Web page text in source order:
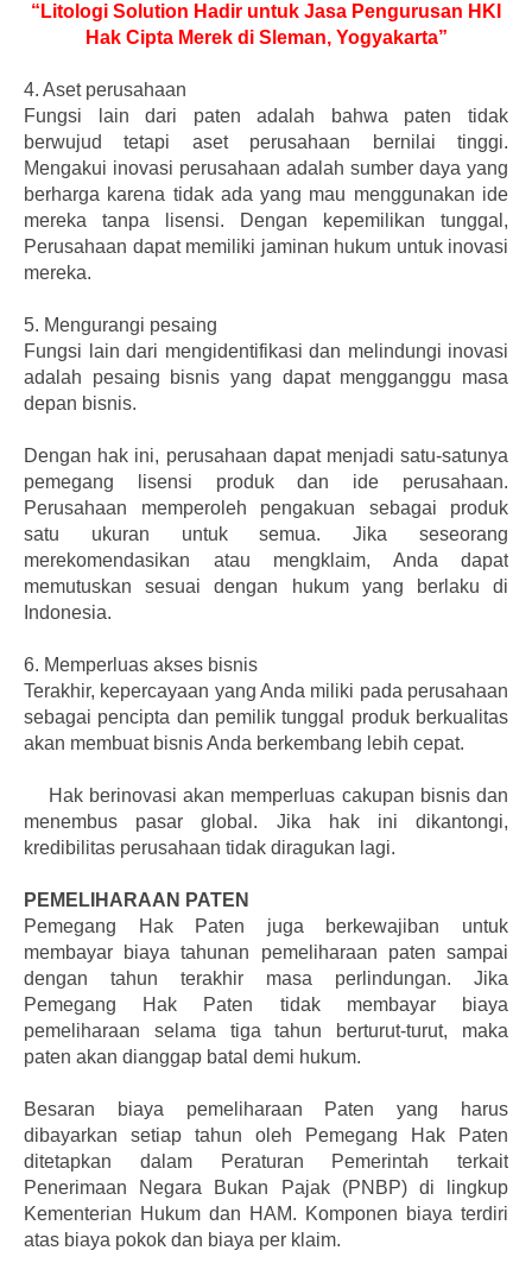
“Litologi Solution Hadir untuk Jasa Pengurusan HKI
Hak Cipta Merek di Sleman, Yogyakarta”
4. Aset perusahaan
Fungsi lain dari paten adalah bahwa paten tidak
berwujud tetapi aset perusahaan bernilai tinggi.
Mengakui inovasi perusahaan adalah sumber daya yang
berharga karena tidak ada yang mau menggunakan ide
mereka tanpa lisensi. Dengan kepemilikan tunggal,
Perusahaan dapat memiliki jaminan hukum untuk inovasi
mereka.
5. Mengurangi pesaing
Fungsi lain dari mengidentifikasi dan melindungi inovasi
adalah pesaing bisnis yang dapat mengganggu masa
depan bisnis.
Dengan hak ini, perusahaan dapat menjadi satu-satunya
pemegang lisensi produk dan ide perusahaan.
Perusahaan memperoleh pengakuan sebagai produk
satu ukuran untuk semua. Jika seseorang
merekomendasikan atau mengklaim, Anda dapat
memutuskan sesuai dengan hukum yang berlaku di
Indonesia.
6. Memperluas akses bisnis
Terakhir, kepercayaan yang Anda miliki pada perusahaan
sebagai pencipta dan pemilik tunggal produk berkualitas
akan membuat bisnis Anda berkembang lebih cepat.
Hak berinovasi akan memperluas cakupan bisnis dan
menembus pasar global. Jika hak ini dikantongi,
kredibilitas perusahaan tidak diragukan lagi.
PEMELIHARAAN PATEN
Pemegang Hak Paten juga berkewajiban untuk
membayar biaya tahunan pemeliharaan paten sampai
dengan tahun terakhir masa perlindungan. Jika
Pemegang Hak Paten tidak membayar biaya
pemeliharaan selama tiga tahun berturut-turut, maka
paten akan dianggap batal demi hukum.
Besaran biaya pemeliharaan Paten yang harus
dibayarkan setiap tahun oleh Pemegang Hak Paten
ditetapkan dalam Peraturan Pemerintah terkait
Penerimaan Negara Bukan Pajak (PNBP) di lingkup
Kementerian Hukum dan HAM. Komponen biaya terdiri
atas biaya pokok dan biaya per klaim.